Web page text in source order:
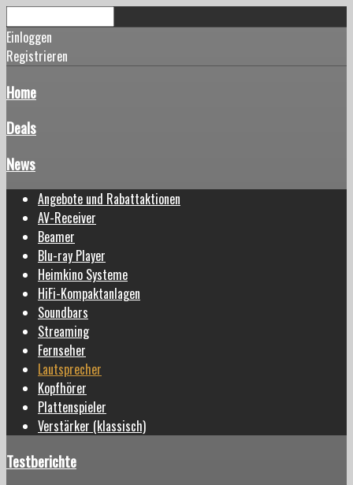
Einloggen
Registrieren
Home
Deals
News
Angebote und Rabattaktionen
AV-Receiver
Beamer
Blu-ray Player
Heimkino Systeme
HiFi-Kompaktanlagen
Soundbars
Streaming
Fernseher
Lautsprecher
Kopfhörer
Plattenspieler
Verstärker (klassisch)
Testberichte